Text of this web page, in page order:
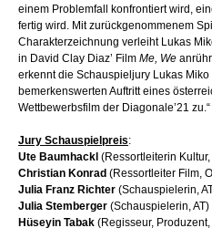
einem Problemfall konfrontiert wird,
fertig wird. Mit zurückgenommenem
Charakterzeichnung verleiht Lukas
in David Clay Diaz’ Film Me, We
erkennt die Schauspieljury Lukas
bemerkenswerten Auftritt eines
Wettbewerbsfilm der Diagonale’21 zu.“
Jury Schauspielpreis:
Ute Baumhackl (Ressortleiterin Kultur,
Christian Konrad (Ressortleiter Film,
Julia Franz Richter (Schauspielerin,
Julia Stemberger (Schauspielerin, AT)
Hüseyin Tabak (Regisseur,